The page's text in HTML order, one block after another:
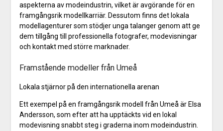
aspekterna av modeindustrin, vilket är avgörande för en
framgångsrik modellkarriär. Dessutom finns det lokala
modellagenturer som stödjer unga talanger genom att ge
dem tillgång till professionella fotografer, modevisningar
och kontakt med större marknader.
Framstående modeller från Umeå
Lokala stjärnor på den internationella arenan
Ett exempel på en framgångsrik modell från Umeå är Elsa
Andersson, som efter att ha upptäckts vid en lokal
modevisning snabbt steg i graderna inom modeindustrin.